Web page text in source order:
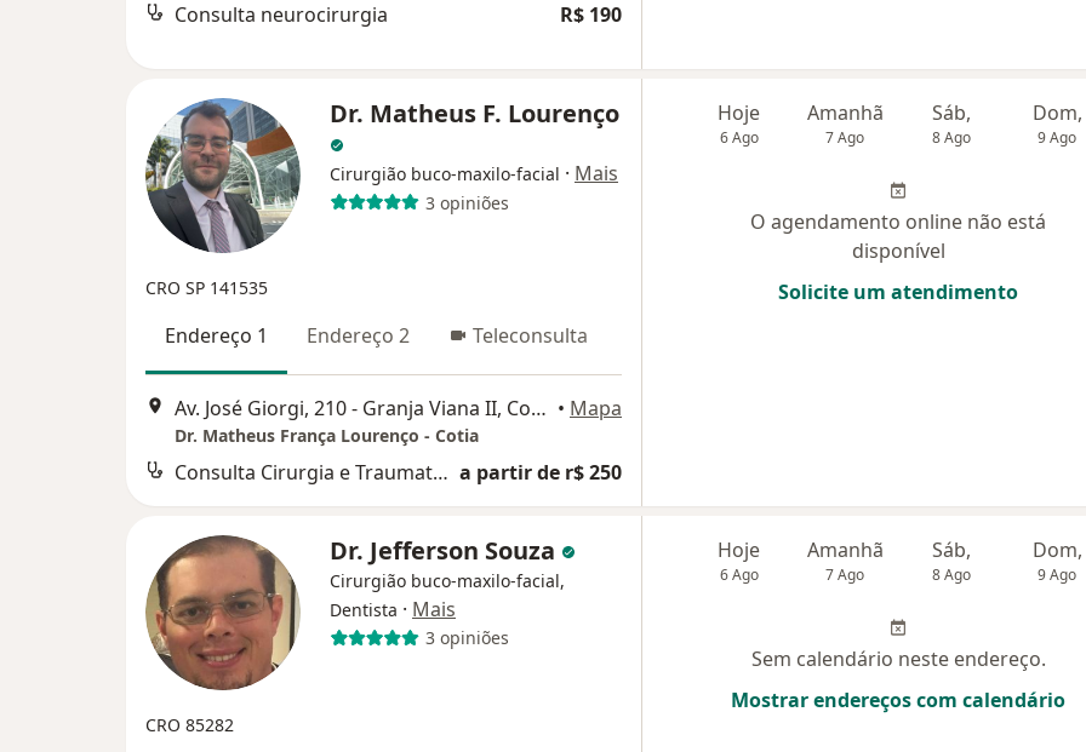
Consulta neurocirurgia R$ 190
Dr. Matheus F. Lourenço
Cirurgião buco-maxilo-facial · Mais
3 opiniões
CRO SP 141535
Endereço 1 Endereço 2 Teleconsulta
Av. José Giorgi, 210 - Granja Viana II, Cotia - SP 2 andar, sala 12, Cotia • Mapa
Dr. Matheus França Lourenço - Cotia
Consulta Cirurgia e Traumatologia Buco-maxilo-facial a partir de r$ 250
Hoje
6 Ago
Amanhã
7 Ago
Sáb,
8 Ago
Dom,
9 Ago
O agendamento online não está
disponível
Solicite um atendimento
Dr. Jefferson Souza
Cirurgião buco-maxilo-facial,
Dentista · Mais
3 opiniões
CRO 85282
Hoje
6 Ago
Amanhã
7 Ago
Sáb,
8 Ago
Dom,
9 Ago
Sem calendário neste endereço.
Mostrar endereços com calendário